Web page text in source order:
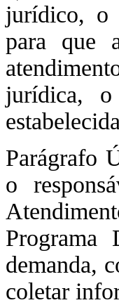
jurídico, o
para que
jurídica, o
Parágrafo
o
Programa
demanda,
coletar